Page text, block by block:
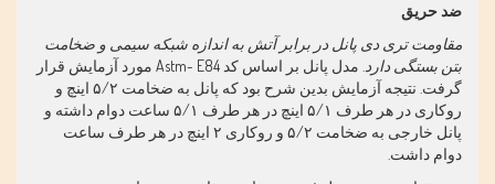
ضد حریق
مقاومت تری دی پانل در برابر آتش به اندازه شبکه سیمی و ضخامت
بتن بستگی دارد مدل پانل بر اساس کد
مورد آزمایش قرار
گرفت. نتیجه آزمایش بدین شرح بود که پانل به ضخامت ۵/۲ اینچ و
روکاری در هر طرف ۵/۱ اینچ در هر طرف ۵/۱ ساعت دوام داشته و
پانل خارجی به ضخامت ۵/۲ و روکاری ۲ اینچ در هر طرف ساعت
دوام داشت